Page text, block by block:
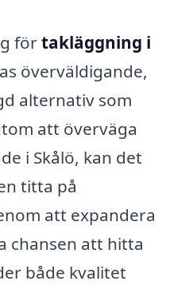
förtakläggning i
överväldigande,
alternativ som
att överväga
i Skålö, kan det
titta på
att expandera
chansen att hitta
både kvalitet